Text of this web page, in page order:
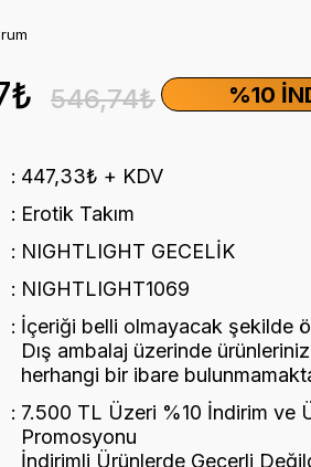
%10
546,74₺
447,33₺ + KDV
Erotik Takım
NIGHTLIGHT GECELİK
NIGHTLIGHT1069
İçeriği belli olmayacak şekilde
Dış ambalaj üzerinde
herhangi bir ibare
7.500 TL Üzeri %10 İndirim ve
Promosyonu
İndirimli Ürünlerde Geçerli